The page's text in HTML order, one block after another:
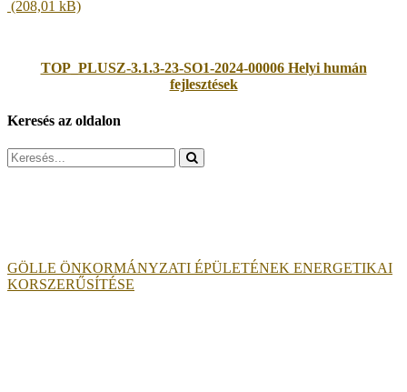
TOP_PLUSZ-3.1.3-23-SO1-2024-00006 Helyi humán
fejlesztések
Keresés az oldalon
Search
for:
GÖLLE ÖNKORMÁNYZATI ÉPÜLETÉNEK ENERGETIKAI
KORSZERŰSÍTÉSE